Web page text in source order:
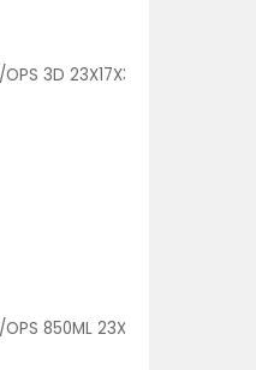
3D 23X17X3.5 V01129 1/240
850ML 23X17X3.5 V01126 1/